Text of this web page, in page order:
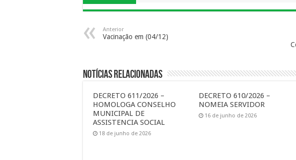
Anterior
Vacinação em (04/12)
Notícias Relacionadas
DECRETO 611/2026 –
HOMOLOGA CONSELHO
MUNICIPAL DE
ASSISTENCIA SOCIAL
18 de junho de 2026
DECRETO 610/2026 –
NOMEIA SERVIDOR
16 de junho de 2026